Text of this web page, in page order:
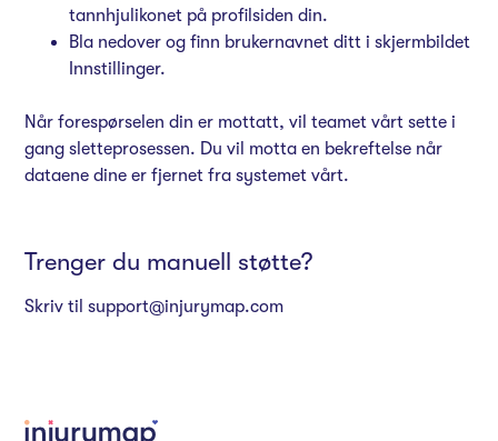
tannhjulikonet på profilsiden din.
Bla nedover og finn brukernavnet ditt i skjermbildet
Innstillinger.
Når forespørselen din er mottatt, vil teamet vårt sette i
gang sletteprosessen. Du vil motta en bekreftelse når
dataene dine er fjernet fra systemet vårt.
Trenger du manuell støtte?
Skriv tilsupport@injurymap.com